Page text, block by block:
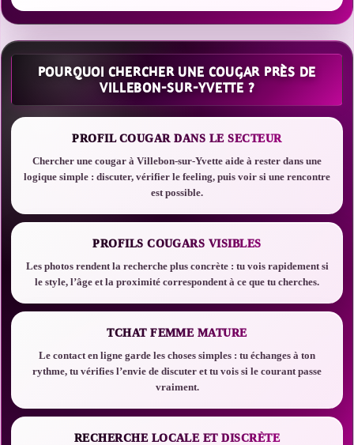
POURQUOI CHERCHER UNE COUGAR PRÈS DE
VILLEBON-SUR-YVETTE ?
PROFIL COUGAR DANS LE SECTEUR
Chercher une cougar à Villebon-sur-Yvette aide à rester dans une
logique simple : discuter, vérifier le feeling, puis voir si une rencontre
est possible.
PROFILS COUGARS VISIBLES
Les photos rendent la recherche plus concrète : tu vois rapidement si
le style, l’âge et la proximité correspondent à ce que tu cherches.
TCHAT FEMME MATURE
Le contact en ligne garde les choses simples : tu échanges à ton
rythme, tu vérifies l’envie de discuter et tu vois si le courant passe
vraiment.
RECHERCHE LOCALE ET DISCRÈTE